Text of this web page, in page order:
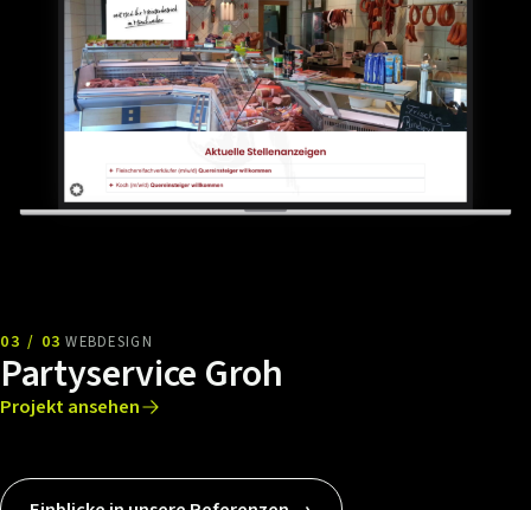
03 / 03 WEBDESIGN
Partyservice Groh
Projekt ansehen